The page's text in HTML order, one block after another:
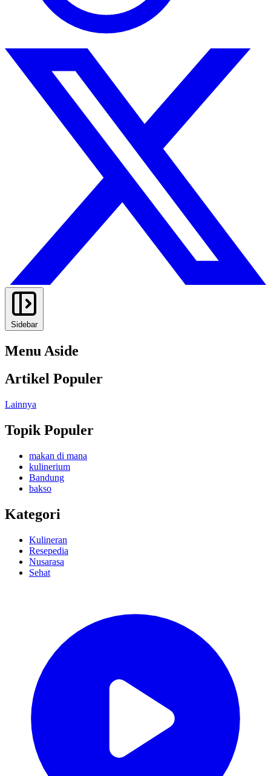
Sidebar
Menu Aside
Artikel Populer
Lainnya
Topik Populer
makan di mana
kulinerium
Bandung
bakso
Kategori
Kulineran
Resepedia
Nusarasa
Sehat